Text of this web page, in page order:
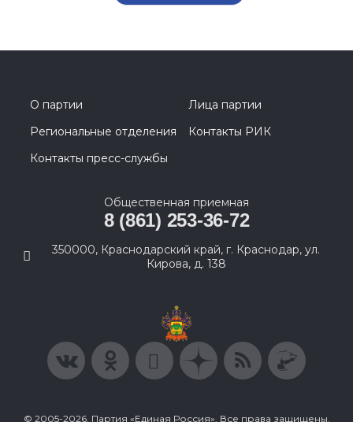
О партии
Лица партии
Региональные отделения
Контакты РИК
Контакты пресс-службы
Общественная приемная
8 (861) 253-36-72
350000, Краснодарский край, г. Краснодар, ул.
Кирова, д. 138
© 2005-2026, Партия «Единая Россия». Все права защищены.